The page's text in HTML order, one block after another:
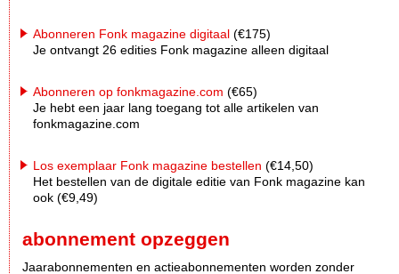
Abonneren Fonk magazine digitaal (€175)
Je ontvangt 26 edities Fonk magazine alleen digitaal
Abonneren op fonkmagazine.com (€65)
Je hebt een jaar lang toegang tot alle artikelen van
fonkmagazine.com
Los exemplaar Fonk magazine bestellen (€14,50)
Het bestellen van de digitale editie van Fonk magazine kan
ook (€9,49)
abonnement opzeggen
Jaarabonnementen en actieabonnementen worden zonder